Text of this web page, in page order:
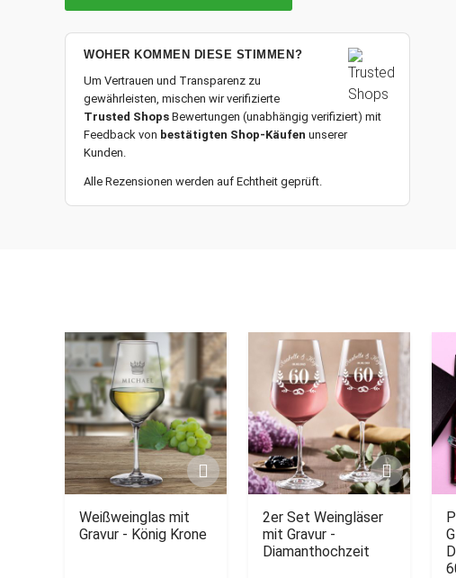
WOHER KOMMEN DIESE STIMMEN?
Um Vertrauen und Transparenz zu
gewährleisten, mischen wir verifizierte
Trusted Shops Bewertungen (unabhängig verifiziert) mit
Feedback von bestätigten Shop-Käufen unserer
Kunden.
Alle Rezensionen werden auf Echtheit geprüft.
Weißweinglas mit
Gravur - König Krone
2er Set Weingläser
mit Gravur -
Diamanthochzeit